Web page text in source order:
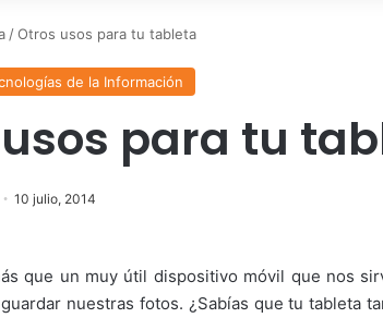
/Otros usos para tu tableta
de la Información
para tu
10 julio, 2014
que un muy útil dispositivo móvil que nos
nuestras fotos. ¿Sabías que tu tableta